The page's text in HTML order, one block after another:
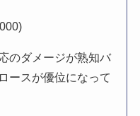
のダメージが熟知バ
ースが優位になって